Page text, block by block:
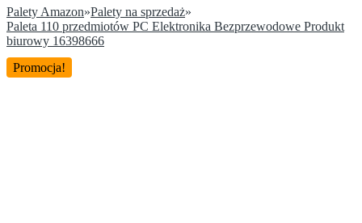
Palety Amazon»Palety na sprzedaż»
Paleta 110 przedmiotów PC Elektronika Bezprzewodowe Produkt
biurowy 16398666
Promocja!